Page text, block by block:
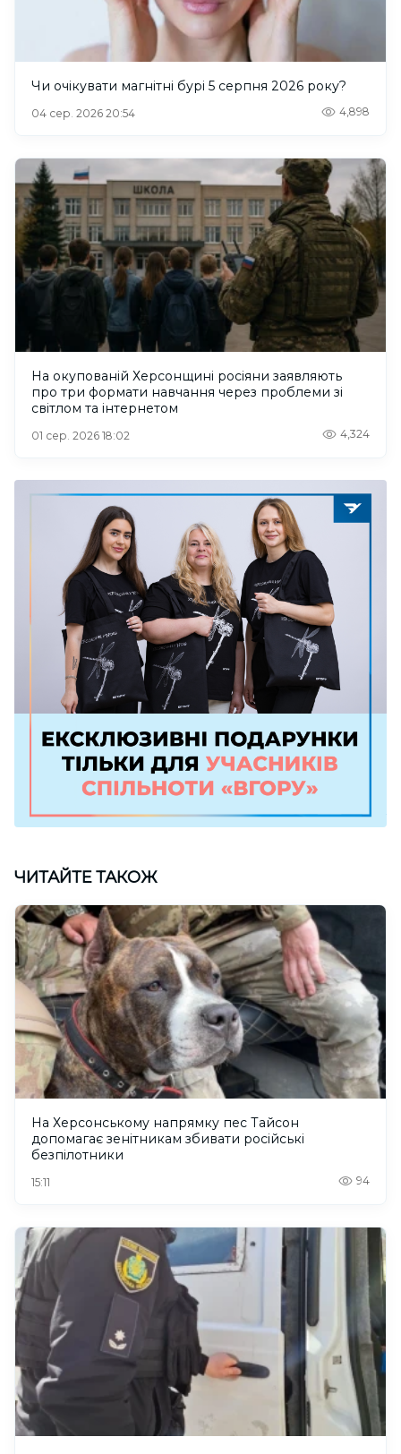
Чи очікувати магнітні бурі 5 серпня 2026 року?
04 сер. 2026 20:54 4,898
На окупованій Херсонщині росіяни заявляють
про три формати навчання через проблеми зі
світлом та інтернетом
01 сер. 2026 18:02 4,324
ЧИТАЙТЕ ТАКОЖ
На Херсонському напрямку пес Тайсон
допомагає зенітникам збивати російські
безпілотники
15:11 94